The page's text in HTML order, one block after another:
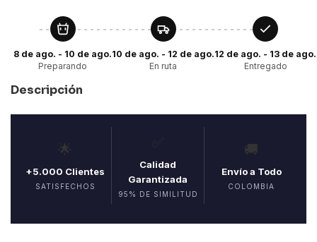
8 de ago. - 10 de ago.
Preparando
10 de ago. - 12 de ago.
En ruta
12 de ago. - 13 de ago.
Entregado
Descripción
🌟
+5.000 Clientes
SATISFECHOS
Calidad
Garantizada
95% DE SIMILITUD
🚚
Envío a Todo
COLOMBIA